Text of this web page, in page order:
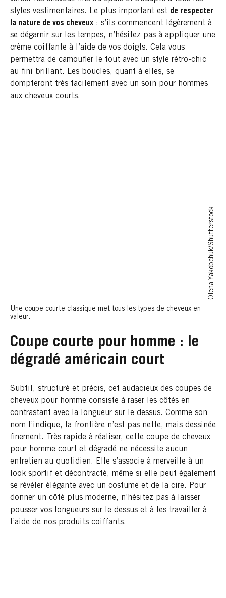
styles vestimentaires. Le plus important est de respecter
la nature de vos cheveux : s’ils commencent légèrement à
se dégarnir sur les tempes, n’hésitez pas à appliquer une
crème coiffante à l’aide de vos doigts. Cela vous
permettra de camoufler le tout avec un style rétro-chic
au fini brillant. Les boucles, quant à elles, se
dompteront très facilement avec un soin pour hommes
aux cheveux courts.
Olena Yakobchuk/Shutterstock
Une coupe courte classique met tous les types de cheveux en
valeur.
Coupe courte pour homme : le
dégradé américain court
Subtil, structuré et précis, cet audacieux des coupes de
cheveux pour homme consiste à raser les côtés en
contrastant avec la longueur sur le dessus. Comme son
nom l’indique, la frontière n’est pas nette, mais dessinée
finement. Très rapide à réaliser, cette coupe de cheveux
pour homme court et dégradé ne nécessite aucun
entretien au quotidien. Elle s’associe à merveille à un
look sportif et décontracté, même si elle peut également
se révéler élégante avec un costume et de la cire. Pour
donner un côté plus moderne, n’hésitez pas à laisser
pousser vos longueurs sur le dessus et à les travailler à
l’aide de nos produits coiffants.